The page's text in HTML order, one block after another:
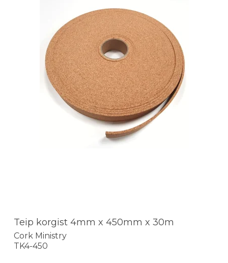
Teip korgist 4mm x 450mm x 30m
Cork Ministry
TK4-450